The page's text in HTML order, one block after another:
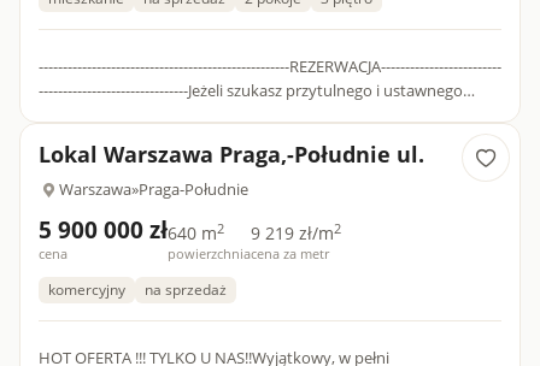
----------------------------------------------------REZERWACJA-------------------------
-------------------------------Jeżeli szukasz przytulnego i ustawnego
Lokal Warszawa Praga,-Południe ul.
Warszawa»Praga-Południe
5 900 000 zł
cena
640 m2
powierzchnia
9 219 zł/m2
cena za metr
komercyjny na sprzedaż
HOT OFERTA !!! TYLKO U NAS!!Wyjątkowy, w pełni